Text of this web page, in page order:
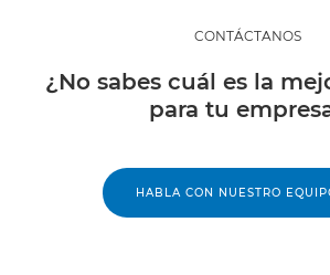
CONTÁCTANOS
¿No sabes cuál es la
para tu
HABLA CON NUESTRO